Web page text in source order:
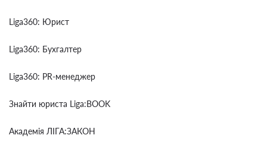
Liga360: Юрист
Liga360: Бухгалтер
Liga360: PR-менеджер
Знайти юриста Liga:BOOK
Академія ЛІГА:ЗАКОН